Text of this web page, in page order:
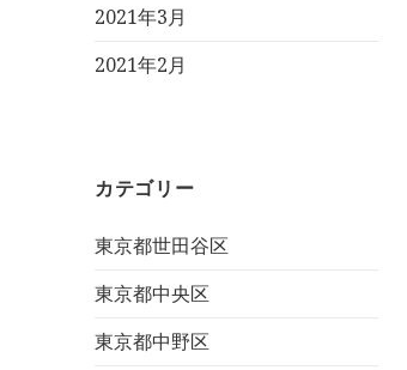
2021年3月
2021年2月
カテゴリー
東京都世田谷区
東京都中央区
東京都中野区